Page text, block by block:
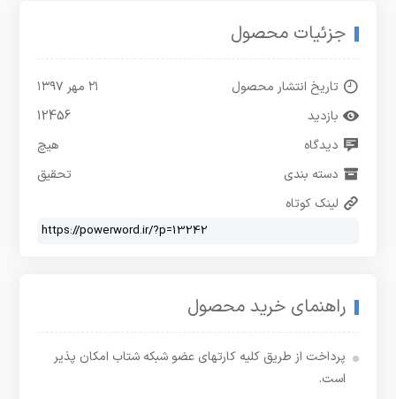
جزئیات محصول
تاریخ انتشار محصول
۲۱ مهر ۱۳۹۷
بازدید
12456
دیدگاه
هیچ
دسته بندی
تحقیق
لینک کوتاه
راهنمای خرید محصول
پرداخت از طریق کلیه کارتهای عضو شبکه شتاب امکان پذیر
است.